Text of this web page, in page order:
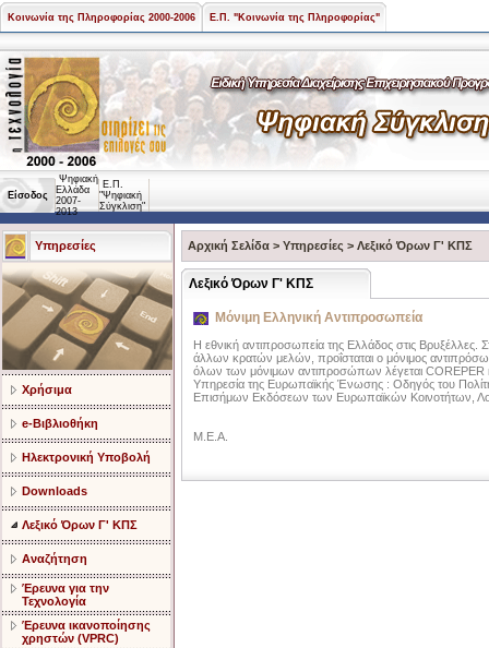
Κοινωνία της Πληροφορίας 2000-2006 Ε.Π. "Κοινωνία της Πληροφορίας"
Είσοδος
Ψηφιακή
Ελλάδα
2007-
2013
Ε.Π.
"Ψηφιακή
Σύγκλιση"
Υπηρεσίες
Χρήσιμα
e-Βιβλιοθήκη
Ηλεκτρονική Υποβολή
Downloads
Λεξικό Όρων Γ' ΚΠΣ
Αναζήτηση
Έρευνα για την
Τεχνολογία
Έρευνα ικανοποίησης
χρηστών (VPRC)
Αρχική Σελίδα > Υπηρεσίες > Λεξικό Όρων Γ' ΚΠΣ
Λεξικό Όρων Γ' ΚΠΣ
Μόνιμη Ελληνική Αντιπροσωπεία
Η εθνική αντιπροσωπεία της Ελλάδος στις Βρυξέλλες.
άλλων κρατών μελών, προΐσταται ο μόνιμος
όλων των μόνιμων αντιπροσώπων λέγεται COREPER
Υπηρεσία της Ευρωπαϊκής Ένωσης : Οδηγός του
Επισήμων Εκδόσεων των Ευρωπαϊκών Κοινοτήτων,
M.E.A.